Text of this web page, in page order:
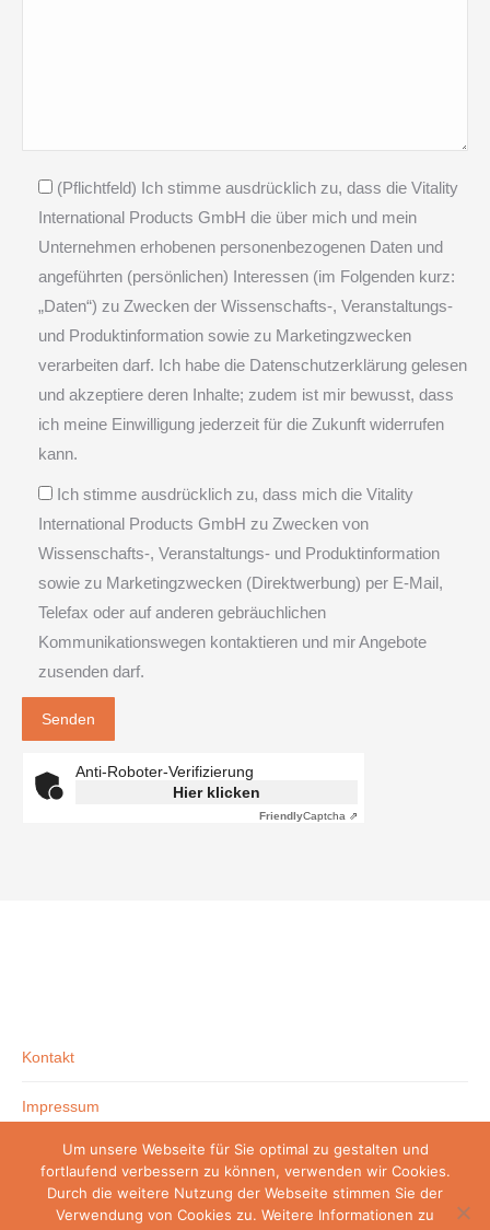
(Pflichtfeld) Ich stimme ausdrücklich zu, dass die Vitality
International Products GmbH die über mich und mein
Unternehmen erhobenen personenbezogenen Daten und
angeführten (persönlichen) Interessen (im Folgenden kurz:
„Daten“) zu Zwecken der Wissenschafts-, Veranstaltungs-
und Produktinformation sowie zu Marketingzwecken
verarbeiten darf. Ich habe die Datenschutzerklärung gelesen
und akzeptiere deren Inhalte; zudem ist mir bewusst, dass
ich meine Einwilligung jederzeit für die Zukunft widerrufen
kann.
Ich stimme ausdrücklich zu, dass mich die Vitality
International Products GmbH zu Zwecken von
Wissenschafts-, Veranstaltungs- und Produktinformation
sowie zu Marketingzwecken (Direktwerbung) per E-Mail,
Telefax oder auf anderen gebräuchlichen
Kommunikationswegen kontaktieren und mir Angebote
zusenden darf.
Anti-Roboter-Verifizierung
Hier klicken
FriendlyCaptcha ⇗
Kontakt
Impressum
Datenschutzerklärung
Um unsere Webseite für Sie optimal zu gestalten und
fortlaufend verbessern zu können, verwenden wir Cookies.
Durch die weitere Nutzung der Webseite stimmen Sie der
Verwendung von Cookies zu. Weitere Informationen zu